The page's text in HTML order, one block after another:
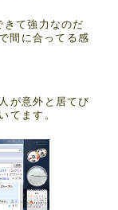
て強力なのだ
間に合ってる感
が意外と居てび
てます。